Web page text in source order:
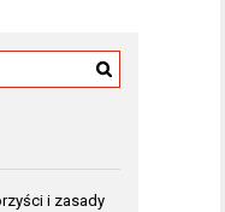
i zasady